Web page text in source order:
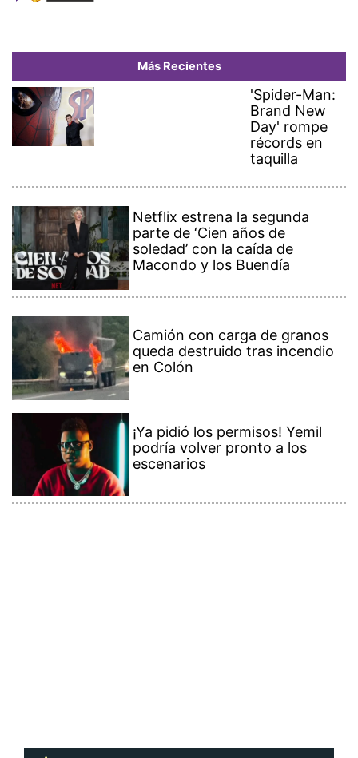
Más Recientes
'Spider-Man:
Brand New
Day' rompe
récords en
taquilla
Netflix estrena la segunda
parte de ‘Cien años de
soledad’ con la caída de
Macondo y los Buendía
Camión con carga de granos
queda destruido tras incendio
en Colón
¡Ya pidió los permisos! Yemil
podría volver pronto a los
escenarios